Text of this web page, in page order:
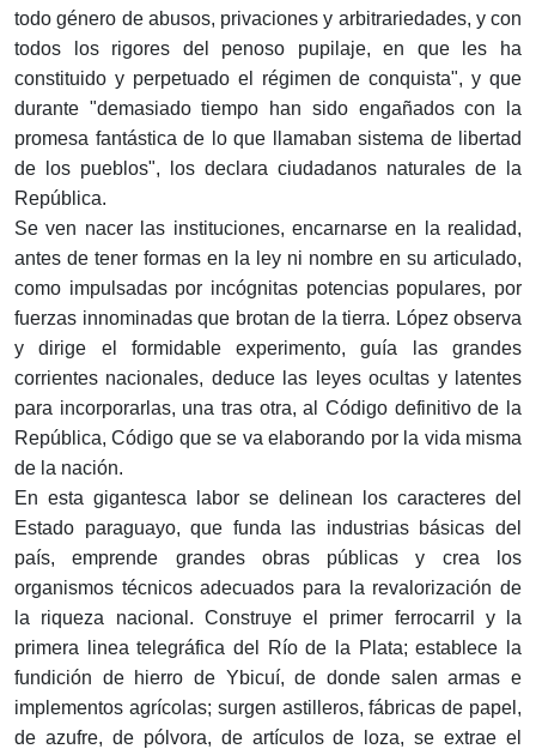
todo género de abusos, privaciones y arbitrariedades, y con
todos los rigores del penoso pupilaje, en que les ha
constituido y perpetuado el régimen de conquista", y que
durante "demasiado tiempo han sido engañados con la
promesa fantástica de lo que llamaban sistema de libertad
de los pueblos", los declara ciudadanos naturales de la
República.
Se ven nacer las instituciones, encarnarse en la realidad,
antes de tener formas en la ley ni nombre en su articulado,
como impulsadas por incógnitas potencias populares, por
fuerzas innominadas que brotan de la tierra. López observa
y dirige el formidable experimento, guía las grandes
corrientes nacionales, deduce las leyes ocultas y latentes
para incorporarlas, una tras otra, al Código definitivo de la
República, Código que se va elaborando por la vida misma
de la nación.
En esta gigantesca labor se delinean los caracteres del
Estado paraguayo, que funda las industrias básicas del
país, emprende grandes obras públicas y crea los
organismos técnicos adecuados para la revalorización de
la riqueza nacional. Construye el primer ferrocarril y la
primera linea telegráfica del Río de la Plata; establece la
fundición de hierro de Ybicuí, de donde salen armas e
implementos agrícolas; surgen astilleros, fábricas de papel,
de azufre, de pólvora, de artículos de loza, se extrae el